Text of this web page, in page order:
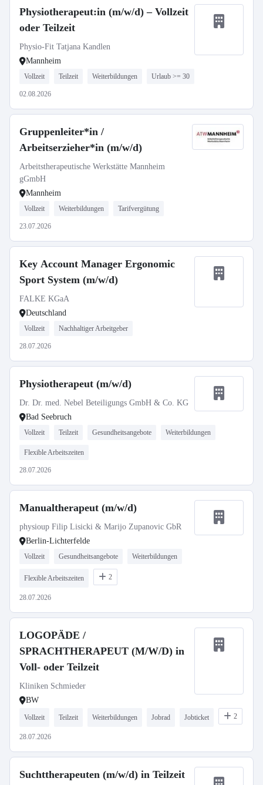
Physiotherapeut:in (m/w/d) – Vollzeit
oder Teilzeit
Physio-Fit Tatjana Kandlen
Mannheim
Vollzeit Teilzeit Weiterbildungen Urlaub >= 30
02.08.2026
Gruppenleiter*in /
Arbeitserzieher*in (m/w/d)
Arbeitstherapeutische Werkstätte Mannheim
gGmbH
Mannheim
Vollzeit Weiterbildungen Tarifvergütung
23.07.2026
Key Account Manager Ergonomic
Sport System (m/w/d)
FALKE KGaA
Deutschland
Vollzeit Nachhaltiger Arbeitgeber
28.07.2026
Physiotherapeut (m/w/d)
Dr. Dr. med. Nebel Beteiligungs GmbH & Co. KG
Bad Seebruch
Vollzeit Teilzeit Gesundheitsangebote Weiterbildungen
Flexible Arbeitszeiten
28.07.2026
Manualtherapeut (m/w/d)
physioup Filip Lisicki & Marijo Zupanovic GbR
Berlin-Lichterfelde
Vollzeit Gesundheitsangebote Weiterbildungen
Flexible Arbeitszeiten 2
28.07.2026
LOGOPÄDE /
SPRACHTHERAPEUT (M/W/D) in
Voll- oder Teilzeit
Kliniken Schmieder
BW
Vollzeit Teilzeit Weiterbildungen Jobrad Jobticket 2
28.07.2026
Suchttherapeuten (m/w/d) in Teilzeit